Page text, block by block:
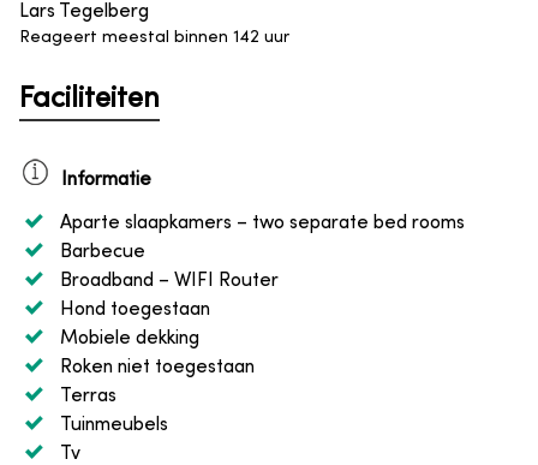
Lars Tegelberg
Reageert meestal binnen 142 uur
Faciliteiten
Informatie
Aparte slaapkamers – two separate bed rooms
Barbecue
Broadband – WIFI Router
Hond toegestaan
Mobiele dekking
Roken niet toegestaan
Terras
Tuinmeubels
Tv